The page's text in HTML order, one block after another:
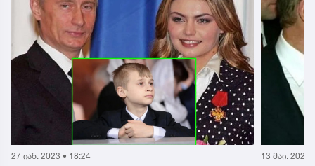
27 იან. 2023 • 18:24 13 მაი. 2022